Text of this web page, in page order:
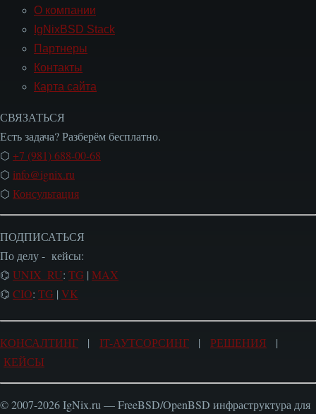
О компании
IgNixBSD Stack
Партнеры
Контакты
Карта сайта
СВЯЗАТЬСЯ
Есть задача? Разберём бесплатно.
⬡ +7 (981) 688-00-68
⬡ info@ignix.ru
⬡ Консультация
ПОДПИСАТЬСЯ
По делу - кейсы:
⌬ UNIX_RU: TG | MAX
⌬ CIO: TG | VK
КОНСАЛТИНГ | IT-АУТСОРСИНГ | РЕШЕНИЯ |
КЕЙСЫ
© 2007-2026 IgNix.ru — FreeBSD/OpenBSD инфраструктура для